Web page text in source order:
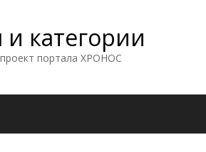
категории
портала ХРОНОС